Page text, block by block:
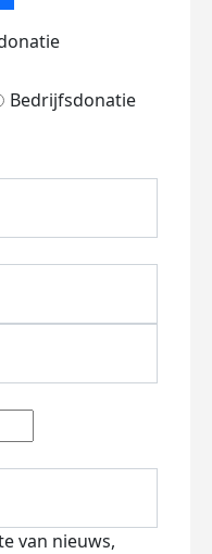
Bedrijfsdonatie
van nieuws,